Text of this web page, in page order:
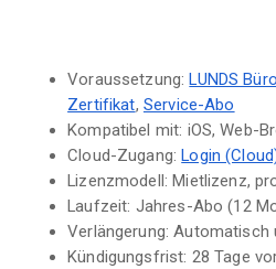
Voraussetzung: LUNDS Büro
Zertifikat, Service-Abo
Kompatibel mit: iOS, Web-
Cloud-Zugang: Login
Lizenzmodell: Mietlizenz,
Laufzeit: Jahres-Abo (12
Verlängerung:Automatisch
Kündigungsfrist: 28 Tage